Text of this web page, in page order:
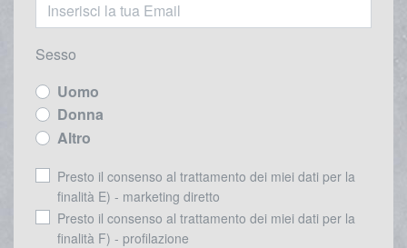
Sesso
Uomo
Donna
Altro
Presto il consenso al trattamento dei miei dati per la
finalità E) - marketing diretto
Presto il consenso al trattamento dei miei dati per la
finalità F) - profilazione